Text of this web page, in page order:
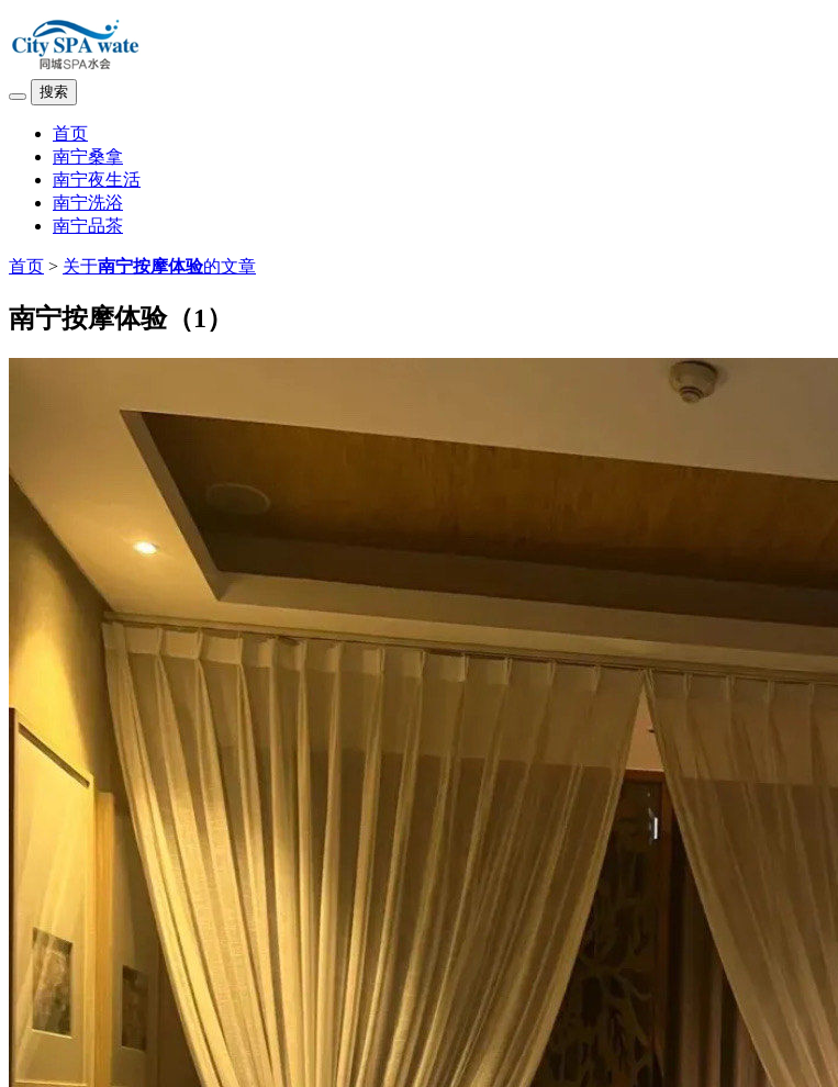
搜索
首页
南宁桑拿
南宁夜生活
南宁洗浴
南宁品茶
首页 > 关于南宁按摩体验的文章
南宁按摩体验（1）